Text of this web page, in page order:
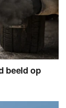
beeld op